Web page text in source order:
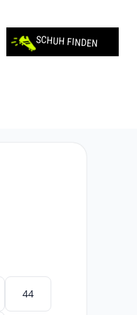
SCHUH FINDEN
44